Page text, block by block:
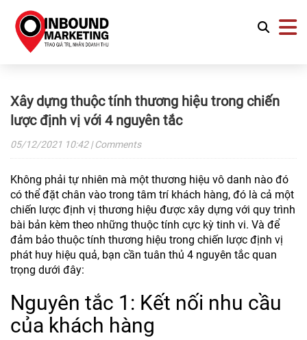
Xây dựng thuộc tính thương hiệu trong chiến
lược định vị với 4 nguyên tắc
05/12/2021 10:42| Comments
Không phải tự nhiên mà một thương hiệu vô danh nào đó
có thể đặt chân vào trong tâm trí khách hàng, đó là cả một
chiến lược định vị thương hiệu được xây dựng với quy trình
bài bản kèm theo những thuộc tính cực kỳ tinh vi. Và để
đảm bảo thuộc tính thương hiệu trong chiến lược định vị
phát huy hiệu quả, bạn cần tuân thủ 4 nguyên tắc quan
trọng dưới đây:
Nguyên tắc 1: Kết nối nhu cầu
của khách hàng